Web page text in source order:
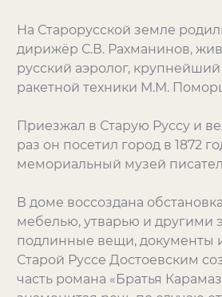
На Старорусской земле
дирижёр С.В. Рахманинов,
русский аэролог,
ракетной техники М.М.
Приезжал в Старую Руссу и
раз он посетил город в 1872
мемориальный музей
В доме воссоздана
мебелью, утварью и другими
подлинные вещи, документы
Старой Руссе Достоевским
часть романа «Братья